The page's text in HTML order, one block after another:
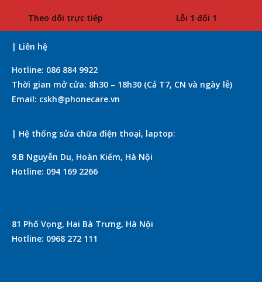
Theo dõi trực tiếp Lỗi 1 đổi 1
| Liên hệ
Hotline: 086 884 9922
Thời gian mở cửa: 8h30 – 18h30 (Cả T7, CN và ngày lễ)
Email: cskh@phonecare.vn
| Hệ thống sửa chữa điện thoại, laptop:
9.B Nguyễn Du, Hoàn Kiếm, Hà Nội
Hotline: 094 169 2266
81 Phố Vọng, Hai Bà Trưng, Hà Nội
Hotline: 0968 272 111